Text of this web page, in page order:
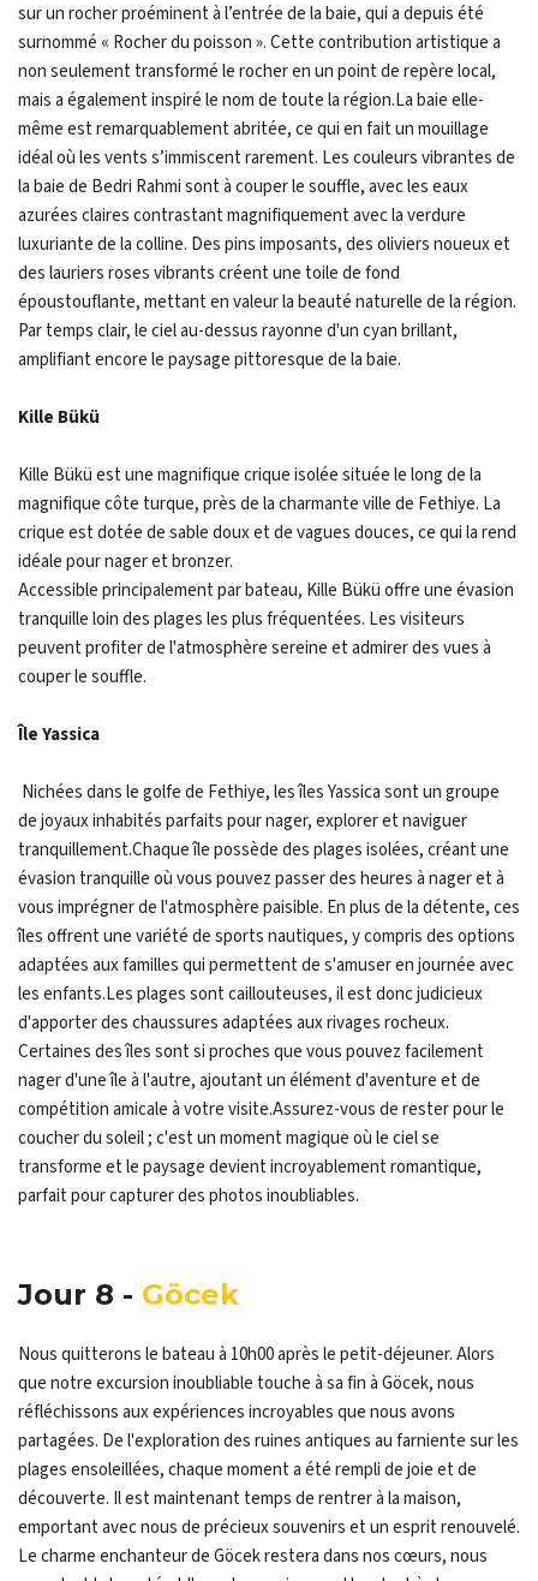
sur un rocher proéminent à l’entrée de la baie, qui a depuis été
surnommé « Rocher du poisson ». Cette contribution artistique a
non seulement transformé le rocher en un point de repère local,
mais a également inspiré le nom de toute la région.La baie elle-
même est remarquablement abritée, ce qui en fait un mouillage
idéal où les vents s’immiscent rarement. Les couleurs vibrantes de
la baie de Bedri Rahmi sont à couper le souffle, avec les eaux
azurées claires contrastant magnifiquement avec la verdure
luxuriante de la colline. Des pins imposants, des oliviers noueux et
des lauriers roses vibrants créent une toile de fond
époustouflante, mettant en valeur la beauté naturelle de la région.
Par temps clair, le ciel au-dessus rayonne d'un cyan brillant,
amplifiant encore le paysage pittoresque de la baie.
Kille Bükü
Kille Bükü est une magnifique crique isolée située le long de la
magnifique côte turque, près de la charmante ville de Fethiye. La
crique est dotée de sable doux et de vagues douces, ce qui la rend
idéale pour nager et bronzer.
Accessible principalement par bateau, Kille Bükü offre une évasion
tranquille loin des plages les plus fréquentées. Les visiteurs
peuvent profiter de l'atmosphère sereine et admirer des vues à
couper le souffle.
Île Yassica
Nichées dans le golfe de Fethiye, les îles Yassica sont un groupe
de joyaux inhabités parfaits pour nager, explorer et naviguer
tranquillement.Chaque île possède des plages isolées, créant une
évasion tranquille où vous pouvez passer des heures à nager et à
vous imprégner de l'atmosphère paisible. En plus de la détente, ces
îles offrent une variété de sports nautiques, y compris des options
adaptées aux familles qui permettent de s'amuser en journée avec
les enfants.Les plages sont caillouteuses, il est donc judicieux
d'apporter des chaussures adaptées aux rivages rocheux.
Certaines des îles sont si proches que vous pouvez facilement
nager d'une île à l'autre, ajoutant un élément d'aventure et de
compétition amicale à votre visite.Assurez-vous de rester pour le
coucher du soleil ; c'est un moment magique où le ciel se
transforme et le paysage devient incroyablement romantique,
parfait pour capturer des photos inoubliables.
Jour 8 - Göcek
Nous quitterons le bateau à 10h00 après le petit-déjeuner. Alors
que notre excursion inoubliable touche à sa fin à Göcek, nous
réfléchissons aux expériences incroyables que nous avons
partagées. De l'exploration des ruines antiques au farniente sur les
plages ensoleillées, chaque moment a été rempli de joie et de
découverte. Il est maintenant temps de rentrer à la maison,
emportant avec nous de précieux souvenirs et un esprit renouvelé.
Le charme enchanteur de Göcek restera dans nos cœurs, nous